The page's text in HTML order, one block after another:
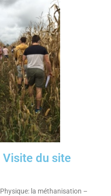
du site
la méthanisation –